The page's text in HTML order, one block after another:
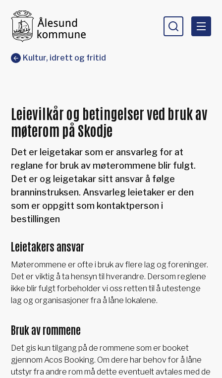
Du er her:
Kultur, idrett og fritid
Leievilkår og betingelser ved bruk av
møterom på Skodje
Det er leigetakar som er ansvarleg for at
reglane for bruk av møterommene blir fulgt.
Det er og leigetakar sitt ansvar å følge
branninstruksen. Ansvarleg leietaker er den
som er oppgitt som kontaktperson i
bestillingen
Leietakers ansvar
Møterommene er ofte i bruk av flere lag og foreninger.
Det er viktig å ta hensyn til hverandre. Dersom reglene
ikke blir fulgt forbeholder vi oss retten til å utestenge
lag og organisasjoner fra å låne lokalene.
Bruk av rommene
Det gis kun tilgang på de rommene som er booket
gjennom Acos Booking. Om dere har behov for å låne
utstyr fra andre rom må dette eventuelt avtales med de